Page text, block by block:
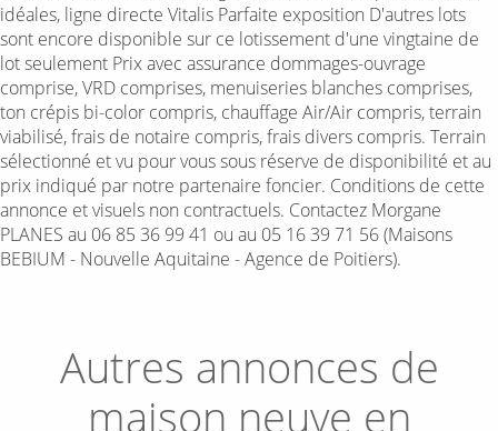
idéales, ligne directe Vitalis Parfaite exposition D'autres lots
sont encore disponible sur ce lotissement d'une vingtaine de
lot seulement Prix avec assurance dommages-ouvrage
comprise, VRD comprises, menuiseries blanches comprises,
ton crépis bi-color compris, chauffage Air/Air compris, terrain
viabilisé, frais de notaire compris, frais divers compris. Terrain
sélectionné et vu pour vous sous réserve de disponibilité et au
prix indiqué par notre partenaire foncier. Conditions de cette
annonce et visuels non contractuels. Contactez Morgane
PLANES au 06 85 36 99 41 ou au 05 16 39 71 56 (Maisons
BEBIUM - Nouvelle Aquitaine - Agence de Poitiers).
Autres annonces de
maison neuve en